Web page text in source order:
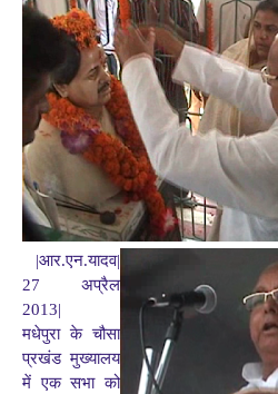
|आर.एन.यादव|
27 अप्रैल
2013|
मधेपुरा के चौसा
प्रखंड मुख्यालय
में एक सभा को